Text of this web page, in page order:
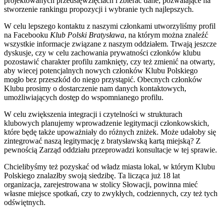
stworzenie rankingu propozycji i wybranie tych najlepszych.
W celu lepszego kontaktu z naszymi członkami utworzyliśmy profil
na Facebooku Klub Polski Bratysława, na którym można znaleźć
wszystkie informacje związane z naszym oddziałem. Trwają jeszcze
dyskusje, czy w celu zachowania prywatności członków klubu
pozostawić charakter profilu zamknięty, czy też zmienić na otwarty,
aby wiecej potencjalnych nowych członków Klubu Polskiego
mogło bez przeszkód do niego przystąpić. Obecnych członków
Klubu prosimy o dostarczenie nam danych kontaktowych,
umożliwiających dostęp do wspomnianego profilu.
W celu zwiększenia integracji i czytelności w strukturach
klubowych planujemy wprowadzenie legitymacji członkowskich,
które będę także upoważniały do różnych zniżek. Może udałoby się
zintegrować naszą legitymację z bratysławską kartą miejską? Z
pewnością Zarząd oddziału przeprowadzi konsultacje w tej sprawie.
Chcielibyśmy też pozyskać od władz miasta lokal, w którym Klubu
Polskiego znalazłby swoją siedzibę. Ta licząca już 18 lat
organizacja, zarejestrowana w stolicy Słowacji, powinna mieć
własne miejsce spotkań, czy to zwykłych, codziennych, czy też tych
odświętnych.